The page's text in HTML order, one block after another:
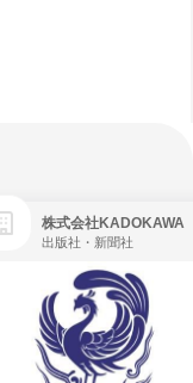
株式会社KADOKAWA
出版社・新聞社